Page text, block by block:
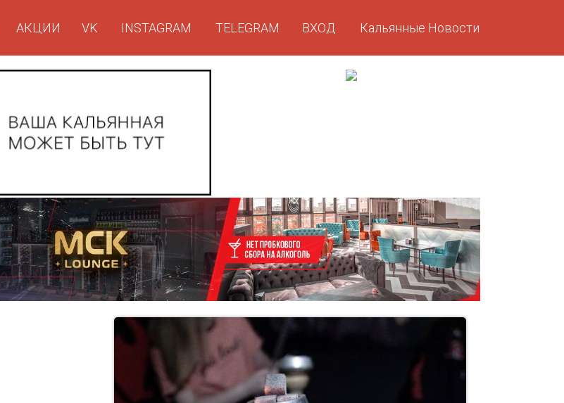
АКЦИИ
VK
INSTAGRAM
TELEGRAM
ВХОД
Кальянные Новости